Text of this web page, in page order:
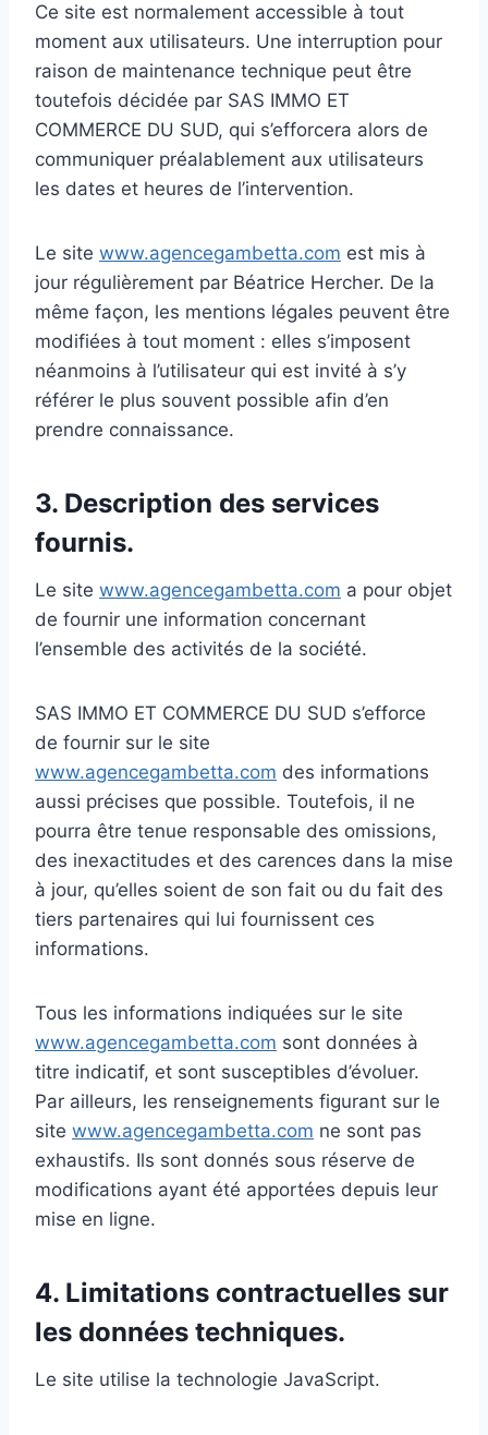
Ce site est normalement accessible à tout
moment aux utilisateurs. Une interruption pour
raison de maintenance technique peut être
toutefois décidée par SAS IMMO ET
COMMERCE DU SUD, qui s’efforcera alors de
communiquer préalablement aux utilisateurs
les dates et heures de l’intervention.
Le site www.agencegambetta.com est mis à
jour régulièrement par Béatrice Hercher. De la
même façon, les mentions légales peuvent être
modifiées à tout moment : elles s’imposent
néanmoins à l’utilisateur qui est invité à s’y
référer le plus souvent possible afin d’en
prendre connaissance.
3. Description des services
fournis.
Le site www.agencegambetta.com a pour objet
de fournir une information concernant
l’ensemble des activités de la société.
SAS IMMO ET COMMERCE DU SUD s’efforce
de fournir sur le site
www.agencegambetta.com des informations
aussi précises que possible. Toutefois, il ne
pourra être tenue responsable des omissions,
des inexactitudes et des carences dans la mise
à jour, qu’elles soient de son fait ou du fait des
tiers partenaires qui lui fournissent ces
informations.
Tous les informations indiquées sur le site
www.agencegambetta.com sont données à
titre indicatif, et sont susceptibles d’évoluer.
Par ailleurs, les renseignements figurant sur le
site www.agencegambetta.com ne sont pas
exhaustifs. Ils sont donnés sous réserve de
modifications ayant été apportées depuis leur
mise en ligne.
4. Limitations contractuelles sur
les données techniques.
Le site utilise la technologie JavaScript.